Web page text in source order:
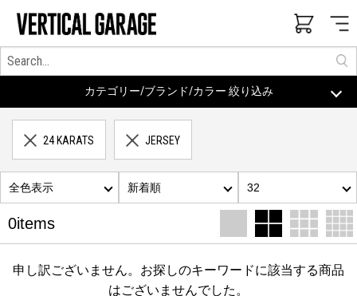
カテゴリー/ブランド/カラー 絞り込み
24 KARATS JERSEY
0items
全色表示 新着順 32
申し訳ございません。お探しのキーワードに該当する商品
はございませんでした。